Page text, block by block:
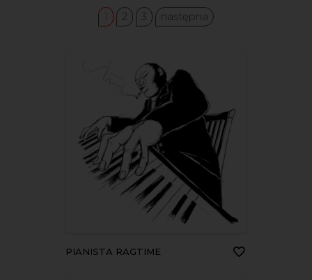
1 2 3 następna
PIANISTA RAGTIME